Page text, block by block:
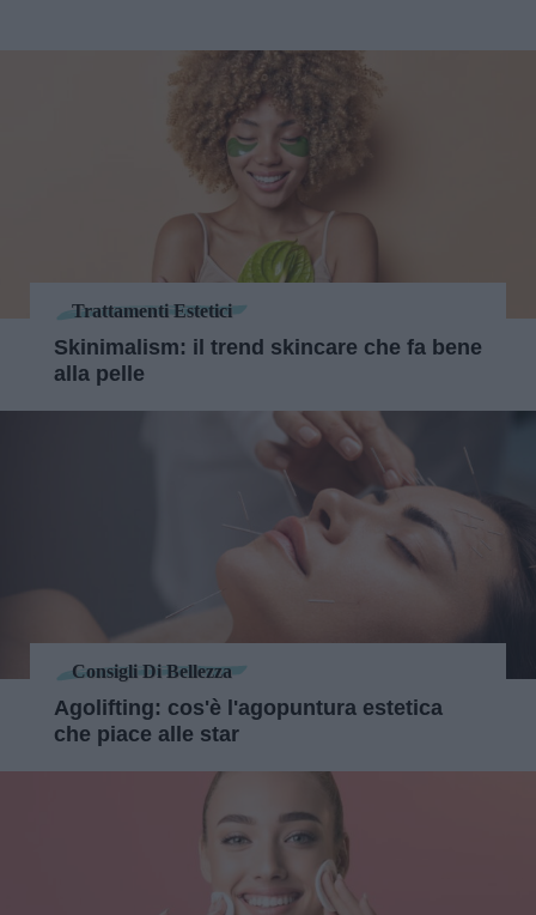
Trattamenti Estetici
Skinimalism: il trend skincare che fa bene
alla pelle
Consigli Di Bellezza
Agolifting: cos'è l'agopuntura estetica
che piace alle star